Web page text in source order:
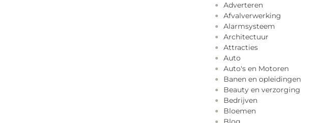
Adverteren
Afvalverwerking
Alarmsysteem
Architectuur
Attracties
Auto
Auto's en Motoren
Banen en opleidingen
Beauty en verzorging
Bedrijven
Bloemen